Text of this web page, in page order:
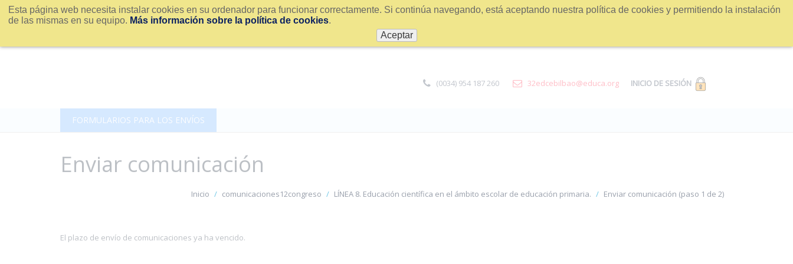
Esta página web necesita instalar cookies en su ordenador para funcionar correctamente. Si continúa navegando, está aceptando nuestra política de cookies y permitiendo la instalación
de las mismas en su equipo. Más información sobre la política de cookies.
Aceptar
(0034) 954 187 260 32edcebilbao@educa.org INICIO DE SESIÓN
FORMULARIOS PARA LOS ENVÍOS
Enviar comunicación
Inicio comunicaciones12congreso LÍNEA 8. Educación científica en el ámbito escolar de educación primaria. Enviar comunicación (paso 1 de 2)
El plazo de envío de comunicaciones ya ha vencido.